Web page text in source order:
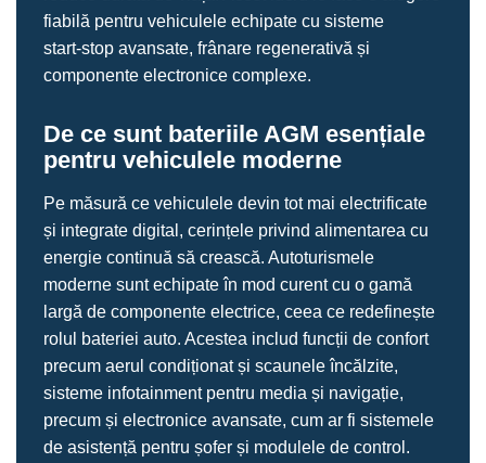
fiabilă pentru vehiculele echipate cu sisteme
start‑stop avansate, frânare regenerativă și
componente electronice complexe.
De ce sunt bateriile AGM esențiale
pentru vehiculele moderne
Pe măsură ce vehiculele devin tot mai electrificate
și integrate digital, cerințele privind alimentarea cu
energie continuă să crească. Autoturismele
moderne sunt echipate în mod curent cu o gamă
largă de componente electrice, ceea ce redefinește
rolul bateriei auto. Acestea includ funcții de confort
precum aerul condiționat și scaunele încălzite,
sisteme infotainment pentru media și navigație,
precum și electronice avansate, cum ar fi sistemele
de asistență pentru șofer și modulele de control.